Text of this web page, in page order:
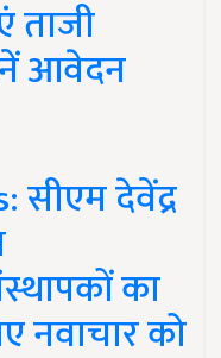
ताजी
आवेदन
देवेंद्र
का
नवाचार को